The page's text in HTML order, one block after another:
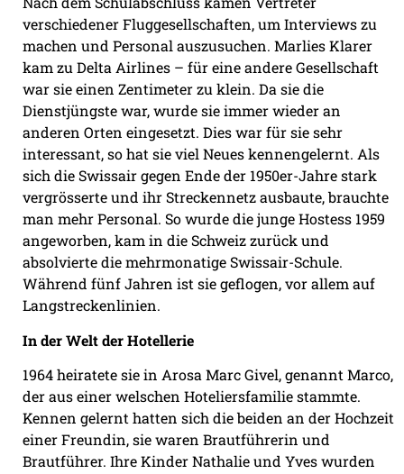
verschiedener Fluggesellschaften, um Interviews zu
machen und Personal auszusuchen. Marlies Klarer
kam zu Delta Airlines – für eine andere Gesellschaft
war sie einen Zentimeter zu klein. Da sie die
Dienstjüngste war, wurde sie immer wieder an
anderen Orten eingesetzt. Dies war für sie sehr
interessant, so hat sie viel Neues kennengelernt. Als
sich die Swissair gegen Ende der 1950er-Jahre stark
vergrösserte und ihr Streckennetz ausbaute, brauchte
man mehr Personal. So wurde die junge Hostess 1959
angeworben, kam in die Schweiz zurück und
absolvierte die mehrmonatige Swissair-Schule.
Während fünf Jahren ist sie geflogen, vor allem auf
Langstreckenlinien.
In der Welt der Hotellerie
1964 heiratete sie in Arosa Marc Givel, genannt Marco,
der aus einer welschen Hoteliersfamilie stammte.
Kennen gelernt hatten sich die beiden an der Hochzeit
einer Freundin, sie waren Brautführerin und
Brautführer. Ihre Kinder Nathalie und Yves wurden